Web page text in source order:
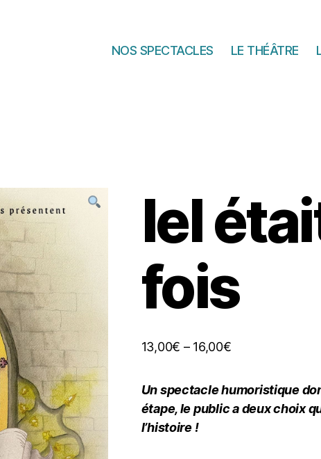
NOS SPECTACLES LE THÉÂTRE
Iel
fois
13,00€ – 16,00€
Un spectacle humoristique
étape, le public a deux choix
l’histoire !